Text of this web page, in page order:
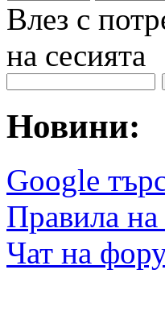
Влез с
на сесията
Новини:
Google
Правила
Чат на